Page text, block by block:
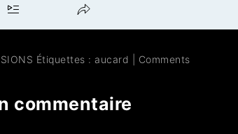
Étiquettes : aucard Comments
commentaire